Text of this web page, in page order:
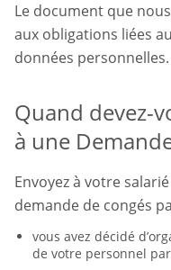
Le document que
aux obligations liées
données personnelles.
Quand devez-
à une
Envoyez à votre
demande de congés
vous avez décidé
de votre personnel